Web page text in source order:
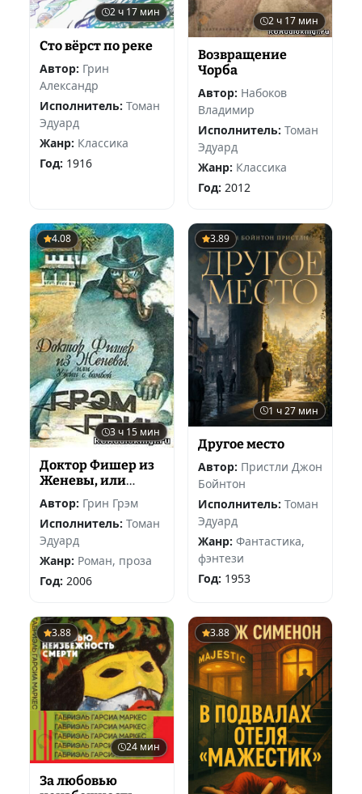
2 ч 17 мин
Сто вёрст по реке
Автор: Грин
Александр
Исполнитель: Томан
Эдуард
Жанр: Классика
Год: 1916
2 ч 17 мин
Возвращение
Чорба
Автор: Набоков
Владимир
Исполнитель: Томан
Эдуард
Жанр: Классика
Год: 2012
4.08
3 ч 15 мин
Доктор Фишер из
Женевы, или
Ужин с бомбой
Автор: Грин Грэм
Исполнитель: Томан
Эдуард
Жанр: Роман, проза
Год: 2006
3.89
1 ч 27 мин
Другое место
Автор: Пристли Джон
Бойнтон
Исполнитель: Томан
Эдуард
Жанр: Фантастика,
фэнтези
Год: 1953
3.88
24 мин
За любовью
3.88